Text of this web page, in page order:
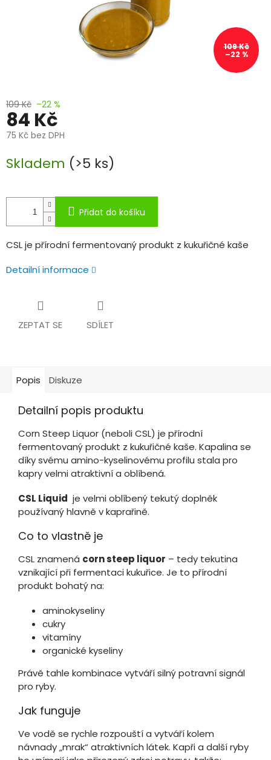
109 Kč
–22 %
109 Kč –22 %
84 Kč
75 Kč bez DPH
cena:
Skladem (>5 ks)
Přidat do košíku
CSL je přírodní fermentovaný produkt z kukuřičné kaše
Detailní informace
ZEPTAT SE SDÍLET
Popis Diskuze
Detailní popis produktu
Corn Steep Liquor (neboli CSL) je přírodní
fermentovaný produkt z kukuřičné kaše. Kapalina se
díky svému amino-kyselinovému profilu stala pro
kapry velmi atraktivní a oblíbená.
CSL Liquid je velmi oblíbený tekutý doplněk
používaný hlavně v kaprařině.
Co to vlastně je
CSL znamená corn steep liquor – tedy tekutina
vznikající při fermentaci kukuřice. Je to přírodní
produkt bohatý na:
aminokyseliny
cukry
vitamíny
organické kyseliny
Právě tahle kombinace vytváří silný potravní signál
pro ryby.
Jak funguje
Ve vodě se rychle rozpouští a vytváří kolem
návnady „mrak“ atraktivních látek. Kapři a další ryby